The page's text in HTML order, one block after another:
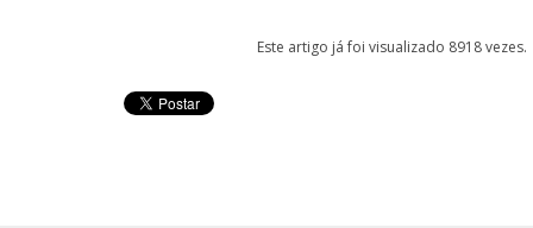
Este artigo já foi visualizado 8918 vezes.